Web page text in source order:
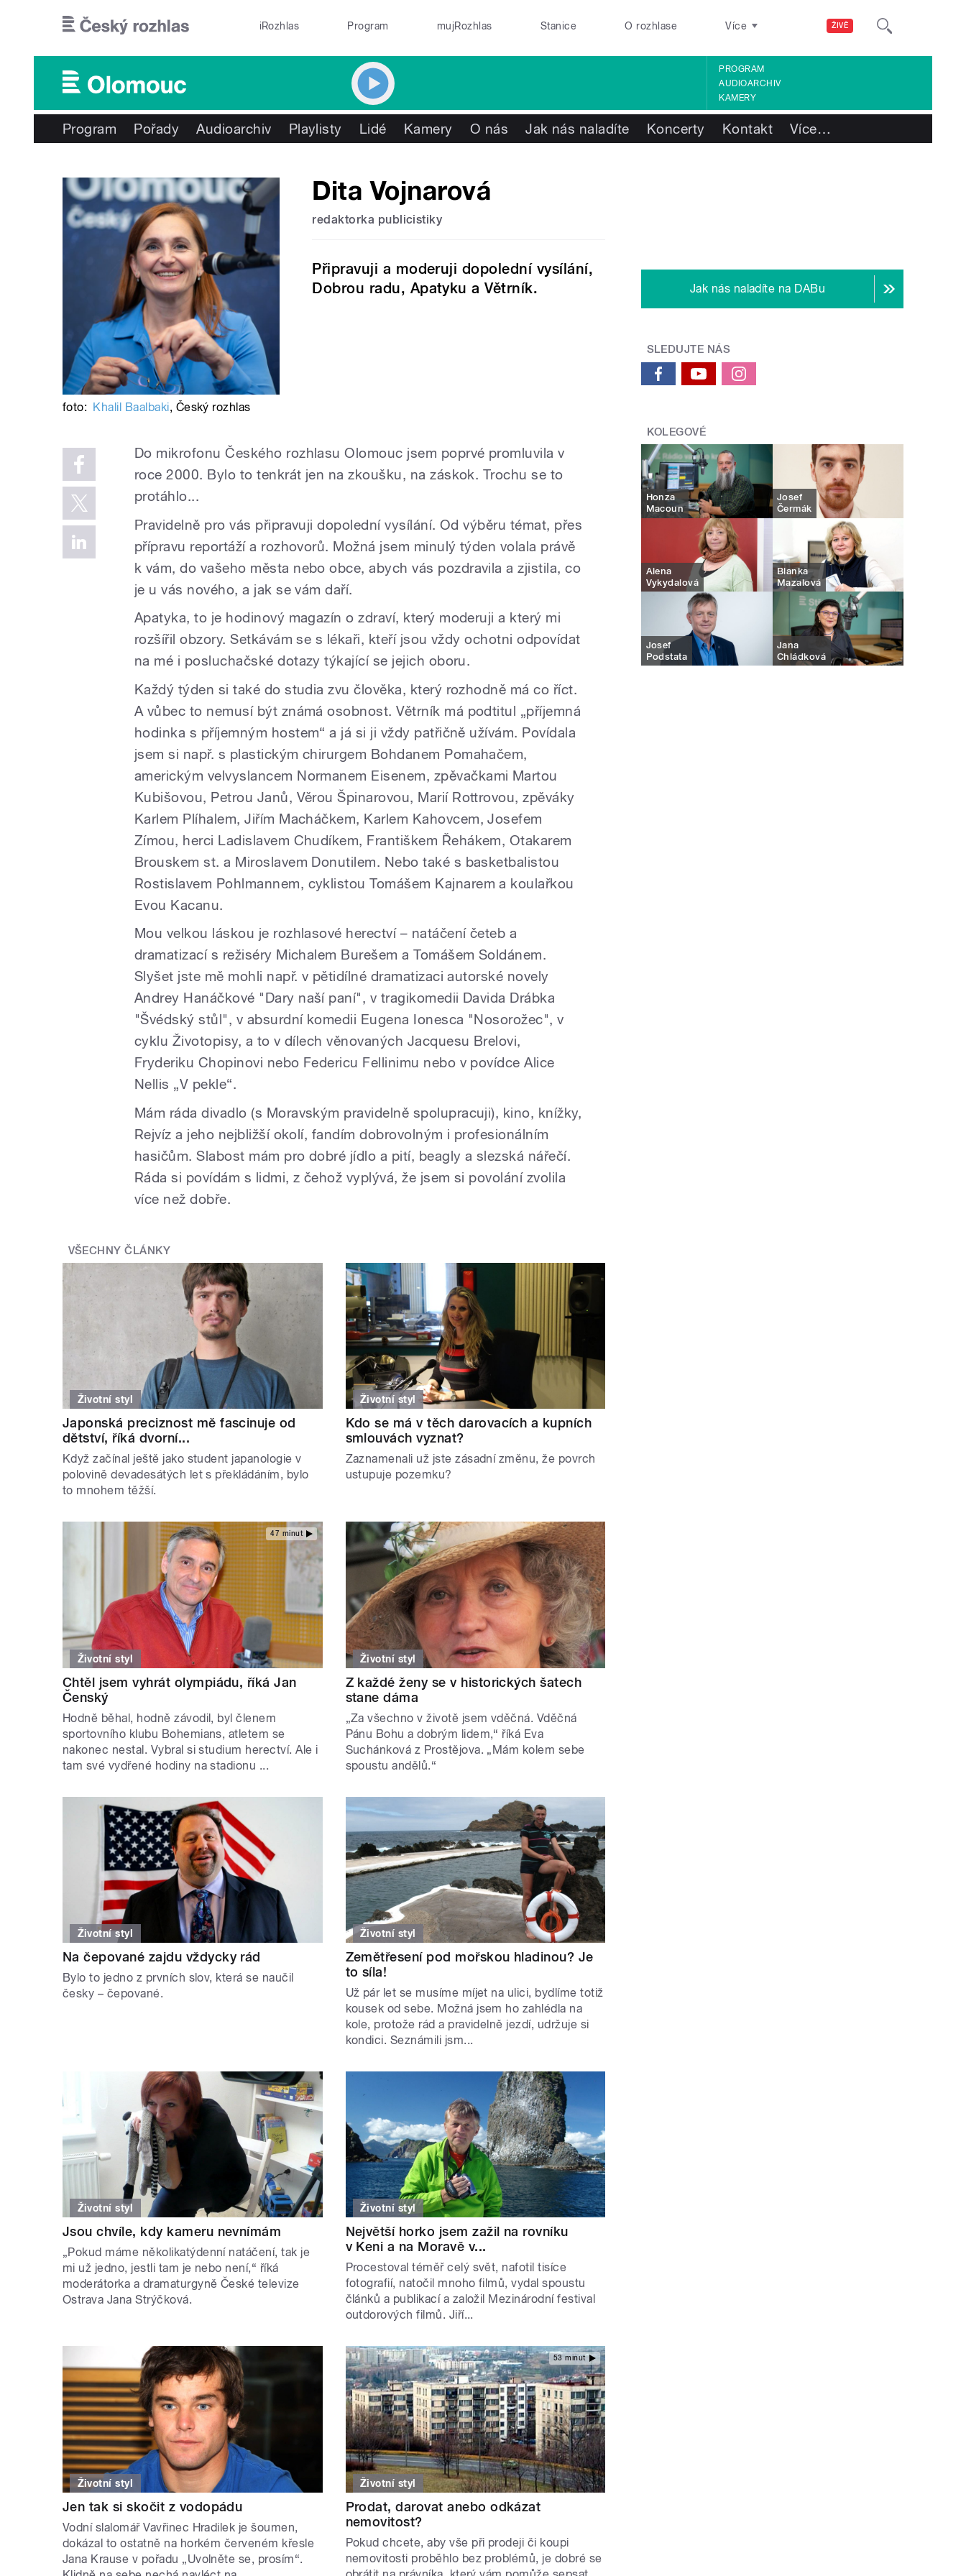
ŽIVĚ
iRozhlas Program mujRozhlas Stanice O rozhlase Více
PROGRAM
AUDIOARCHIV
KAMERY
Program Pořady Audioarchiv Playlisty Lidé Kamery O nás Jak nás naladíte Koncerty Kontakt Více…
Dita Vojnarová
redaktorka publicistiky
Připravuji a moderuji dopolední vysílání,
Dobrou radu, Apatyku a Větrník.
foto: Khalil Baalbaki, Český rozhlas
Do mikrofonu Českého rozhlasu Olomouc jsem poprvé promluvila v
roce 2000. Bylo to tenkrát jen na zkoušku, na záskok. Trochu se to
protáhlo...
Pravidelně pro vás připravuji dopolední vysílání. Od výběru témat, přes
přípravu reportáží a rozhovorů. Možná jsem minulý týden volala právě
k vám, do vašeho města nebo obce, abych vás pozdravila a zjistila, co
je u vás nového, a jak se vám daří.
Apatyka, to je hodinový magazín o zdraví, který moderuji a který mi
rozšířil obzory. Setkávám se s lékaři, kteří jsou vždy ochotni odpovídat
na mé i posluchačské dotazy týkající se jejich oboru.
Každý týden si také do studia zvu člověka, který rozhodně má co říct.
A vůbec to nemusí být známá osobnost. Větrník má podtitul „příjemná
hodinka s příjemným hostem“ a já si ji vždy patřičně užívám. Povídala
jsem si např. s plastickým chirurgem Bohdanem Pomahačem,
americkým velvyslancem Normanem Eisenem, zpěvačkami Martou
Kubišovou, Petrou Janů, Věrou Špinarovou, Marií Rottrovou, zpěváky
Karlem Plíhalem, Jiřím Macháčkem, Karlem Kahovcem, Josefem
Zímou, herci Ladislavem Chudíkem, Františkem Řehákem, Otakarem
Brouskem st. a Miroslavem Donutilem. Nebo také s basketbalistou
Rostislavem Pohlmannem, cyklistou Tomášem Kajnarem a koulařkou
Evou Kacanu.
Mou velkou láskou je rozhlasové herectví – natáčení četeb a
dramatizací s režiséry Michalem Burešem a Tomášem Soldánem.
Slyšet jste mě mohli např. v pětidílné dramatizaci autorské novely
Andrey Hanáčkové "Dary naší paní", v tragikomedii Davida Drábka
"Švédský stůl", v absurdní komedii Eugena Ionesca "Nosorožec", v
cyklu Životopisy, a to v dílech věnovaných Jacquesu Brelovi,
Fryderiku Chopinovi nebo Federicu Fellinimu nebo v povídce Alice
Nellis „V pekle“.
Mám ráda divadlo (s Moravským pravidelně spolupracuji), kino, knížky,
Rejvíz a jeho nejbližší okolí, fandím dobrovolným i profesionálním
hasičům. Slabost mám pro dobré jídlo a pití, beagly a slezská nářečí.
Ráda si povídám s lidmi, z čehož vyplývá, že jsem si povolání zvolila
více než dobře.
VŠECHNY ČLÁNKY
Životní styl
Japonská preciznost mě fascinuje od
dětství, říká dvorní...
Když začínal ještě jako student japanologie v
polovině devadesátých let s překládáním, bylo
to mnohem těžší.
Životní styl
Kdo se má v těch darovacích a kupních
smlouvách vyznat?
Zaznamenali už jste zásadní změnu, že povrch
ustupuje pozemku?
47 minut
Životní styl
Chtěl jsem vyhrát olympiádu, říká Jan
Čenský
Hodně běhal, hodně závodil, byl členem
sportovního klubu Bohemians, atletem se
nakonec nestal. Vybral si studium herectví. Ale i
tam své vydřené hodiny na stadionu ...
Životní styl
Z každé ženy se v historických šatech
stane dáma
„Za všechno v životě jsem vděčná. Vděčná
Pánu Bohu a dobrým lidem,“ říká Eva
Suchánková z Prostějova. „Mám kolem sebe
spoustu andělů.“
Životní styl
Na čepované zajdu vždycky rád
Bylo to jedno z prvních slov, která se naučil
česky – čepované.
Životní styl
Zemětřesení pod mořskou hladinou? Je
to síla!
Už pár let se musíme míjet na ulici, bydlíme totiž
kousek od sebe. Možná jsem ho zahlédla na
kole, protože rád a pravidelně jezdí, udržuje si
kondici. Seznámili jsm...
Životní styl
Jsou chvíle, kdy kameru nevnímám
„Pokud máme několikatýdenní natáčení, tak je
mi už jedno, jestli tam je nebo není,“ říká
moderátorka a dramaturgyně České televize
Ostrava Jana Strýčková.
Životní styl
Největší horko jsem zažil na rovníku
v Keni a na Moravě v...
Procestoval téměř celý svět, nafotil tisíce
fotografií, natočil mnoho filmů, vydal spoustu
článků a publikací a založil Mezinárodní festival
outdorových filmů. Jiří...
Životní styl
Jen tak si skočit z vodopádu
Vodní slalomář Vavřinec Hradilek je šoumen,
dokázal to ostatně na horkém červeném křesle
Jana Krause v pořadu „Uvolněte se, prosím“.
53 minut
Životní styl
Prodat, darovat anebo odkázat
nemovitost?
Pokud chcete, aby vše při prodeji či koupi
nemovitosti proběhlo bez problémů, je dobré se
Jak nás naladíte na DABu
SLEDUJTE NÁS
KOLEGOVÉ
Honza
Macoun
Josef
Čermák
Alena
Vykydalová
Blanka
Mazalová
Josef
Podstata
Jana
Chládková